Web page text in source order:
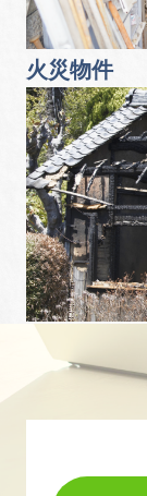
火災物件